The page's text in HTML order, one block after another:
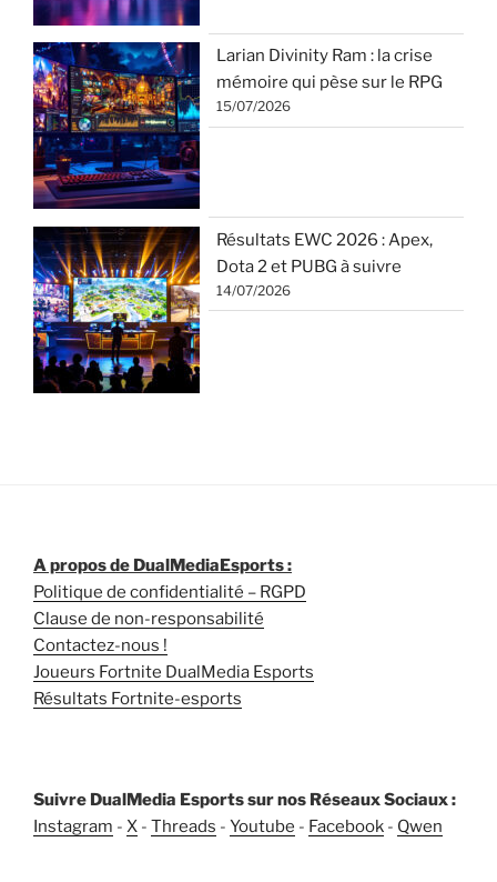
Larian Divinity Ram : la crise
mémoire qui pèse sur le RPG
15/07/2026
Résultats EWC 2026 : Apex,
Dota 2 et PUBG à suivre
14/07/2026
A propos de DualMediaEsports :
Politique de confidentialité – RGPD
Clause de non-responsabilité
Contactez-nous !
Joueurs Fortnite DualMedia Esports
Résultats Fortnite-esports
Suivre DualMedia Esports sur nos Réseaux Sociaux :
Instagram - X - Threads - Youtube - Facebook - Qwen